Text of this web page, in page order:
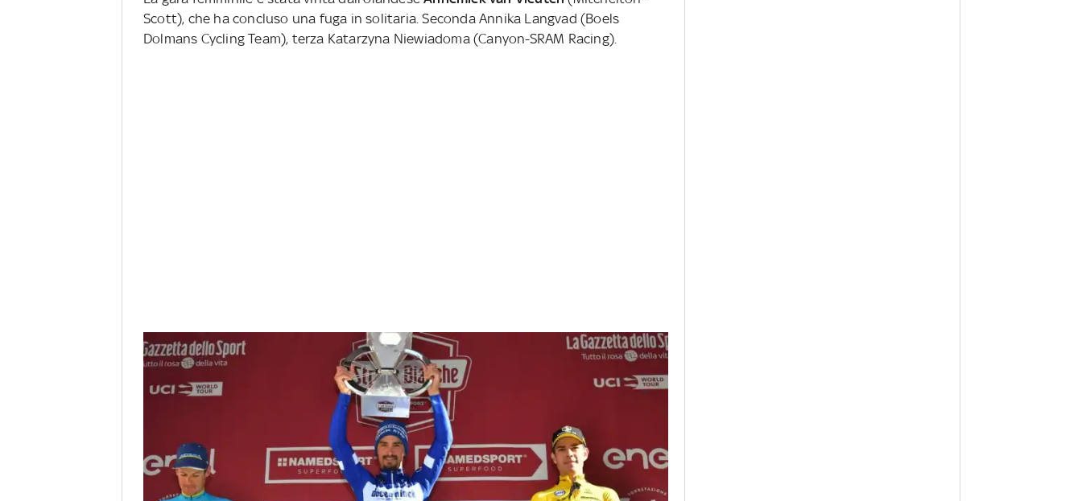
Scott), che ha concluso una fuga in solitaria. Seconda Annika Langvad (Boels
Dolmans Cycling Team), terza Katarzyna Niewiadoma (Canyon-SRAM Racing).